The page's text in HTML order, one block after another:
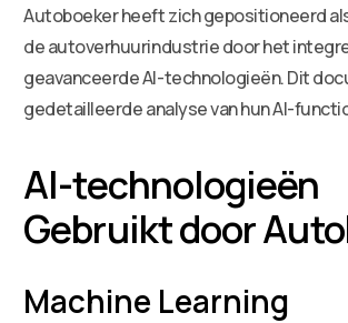
Autoboeker heeft zich gepositioneerd
de autoverhuurindustrie door het
geavanceerde AI-technologieën. Dit
gedetailleerde analyse van hun AI-
AI-technologieën
Gebruikt door
Machine Learning